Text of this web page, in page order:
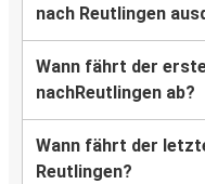
nach Reutlingen
Wann fährt der
nachReutlingen ab?
Wann fährt der
Reutlingen?